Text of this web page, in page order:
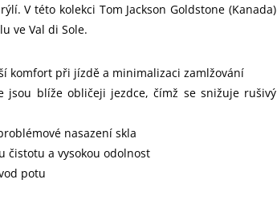
V této kolekci Tom Jackson Goldstone (Kanada)
ve Val di Sole.
komfort při jízdě a minimalizaci zamlžování
blíže obličeji jezdce, čímž se snižuje rušivý
nasazení skla
čistotu a vysokou odolnost
potu